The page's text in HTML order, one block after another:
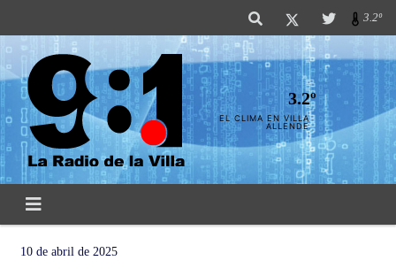
3.2º
3.2º
EL CLIMA EN VILLA
ALLENDE
10 de abril de 2025